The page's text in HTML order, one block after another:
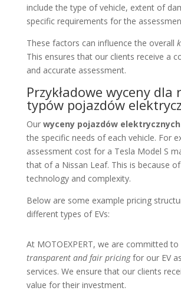
include the type of vehicle, extent of
specific requirements for the
These factors can influence the overall
This ensures that our clients receive a
and accurate assessment.
Przykładowe wyceny dla
typów pojazdów
Our wyceny pojazdów elektrycznych
the specific needs of each vehicle. For
assessment cost for a Tesla Model S
that of a Nissan Leaf. This is because
technology and complexity.
Below are some example pricing
different types of EVs:
At MOTOEXPERT, we are committed
transparent and fair pricingfor our EV
services. We ensure that our clients
value for their investment.